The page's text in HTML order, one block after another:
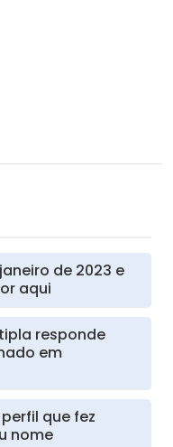
de 2023 e
aqui
responde
em
que fez
nome